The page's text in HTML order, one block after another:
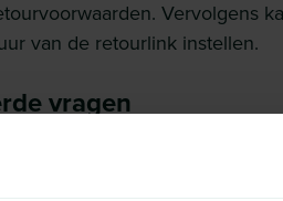
Vervolgens
van de retourlink instellen.
vragen
mag een pakket naar het